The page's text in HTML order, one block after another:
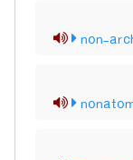
non-